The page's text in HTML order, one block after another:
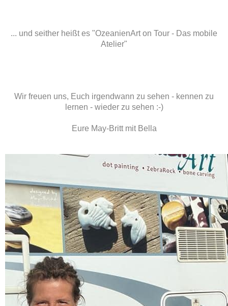
BONE CARVING
Eine sehr alte Form der Kunst, Schmuck herzustellen, ist das Bone Carving
Ureinwohner Neuseelands.Die Maori sahen in an ihren Küsten gestrandeten
Geschenk der Götter. Sie fertigten aus den Knochen der Wale Schmuck zur
sie Carvings daraus schnitzten.
Hier geht's zu den Schmuckstücken...
Bone Carving
... und seither heißt es "OzeanienArt on Tour - Das mobile
Atelier"
Wir freuen uns, Euch irgendwann zu sehen - kennen zu
lernen - wieder zu sehen :-)
Eure May-Britt mit Bella